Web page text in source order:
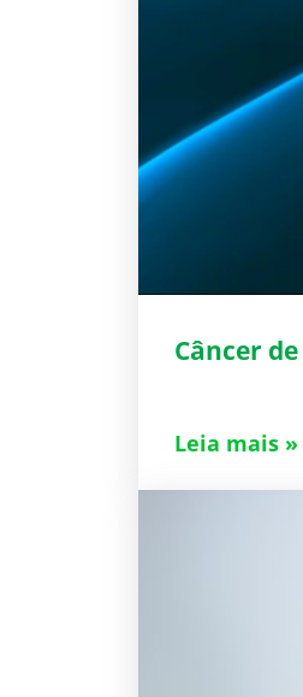
Câncer
Leia mais »